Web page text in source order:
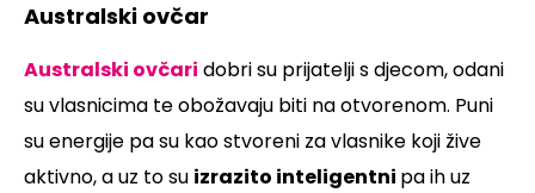
Australski ovčar
Australski ovčari dobri su prijatelji s djecom, odani
su vlasnicima te obožavaju biti na otvorenom. Puni
su energije pa su kao stvoreni za vlasnike koji žive
aktivno, a uz to su izrazito inteligentni pa ih uz